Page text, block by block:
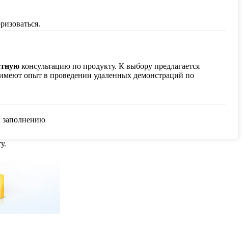
консультацию по продукту. К выбору предлагается
опыт в проведении удаленных демонстраций по
заполнению